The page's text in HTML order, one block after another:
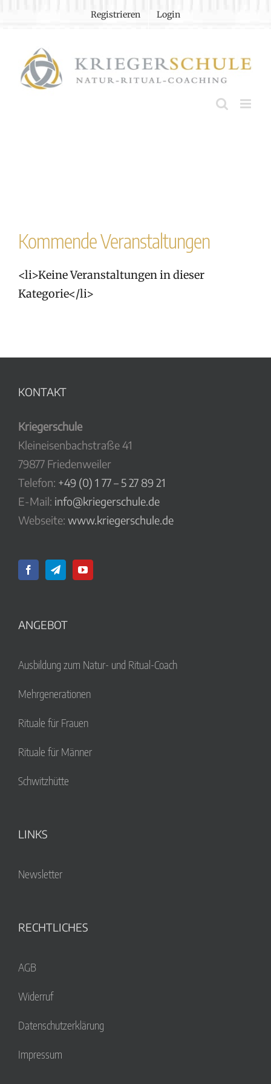
springen
Registrieren Login
Kommende Veranstaltungen
<li>Keine Veranstaltungen in dieser
Kategorie</li>
KONTAKT
Kriegerschule
Kleineisenbachstraße 41
79877 Friedenweiler
Telefon: +49 (0) 1 77 – 5 27 89 21
E-Mail: info@kriegerschule.de
Webseite: www.kriegerschule.de
ANGEBOT
Ausbildung zum Natur- und Ritual-Coach
Mehrgenerationen
Rituale für Frauen
Rituale für Männer
Schwitzhütte
LINKS
Newsletter
RECHTLICHES
AGB
Widerruf
Datenschutzerklärung
Impressum